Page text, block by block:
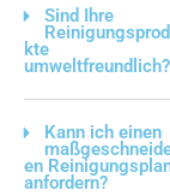
Sind Ihre
kte
umweltfreundlich?
Kann ich einen
en
anfordern?